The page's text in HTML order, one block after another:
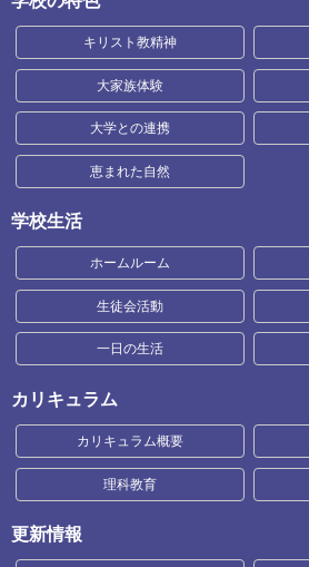
キリスト教精神
大家族体験
大学との連携
恵まれた自然
学校生活
ホームルーム
生徒会活動
一日の生活
カリキュラム
カリキュラム概要
理科教育
更新情報